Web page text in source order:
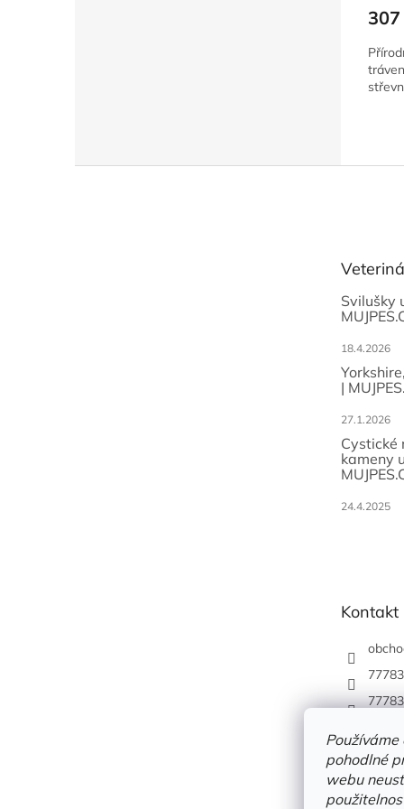
Používáme
pohodlné
webu
307
Svilušky
18.4.2026
|
27.1.2026
Cystické
kameny
24.4.2025
Kontakt